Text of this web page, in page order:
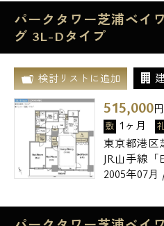
パークタワー芝浦ベイ
グ 3L-Dタイプ
検討リストに追加
515,000
敷 1ヶ月
東京都港区
JR山手線
2005年07月